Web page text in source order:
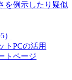
を例示したり疑似
トPCの活用
トページ